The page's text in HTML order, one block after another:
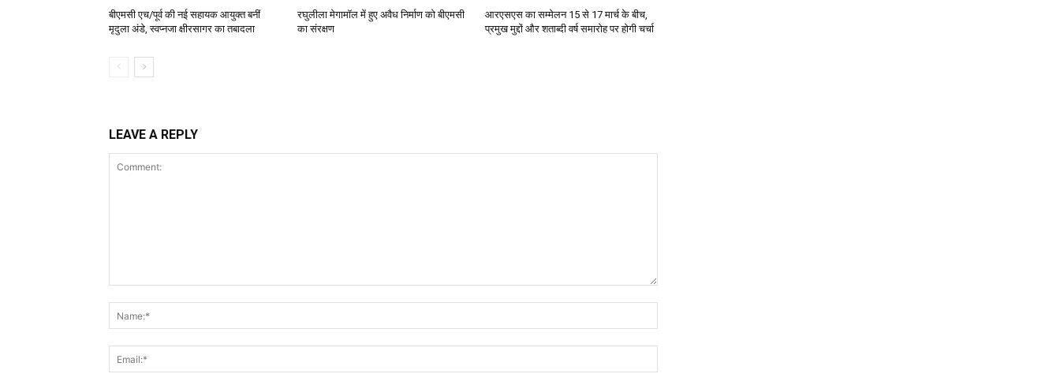
बीएमसी एच/पूर्व की नई सहायक आयुक्त बनीं
मृदुला अंडे, स्वप्नजा क्षीरसागर का तबादला
रघुलीला मेगामॉल में हुए अवैध निर्माण को बीएमसी
का संरक्षण
आरएसएस का सम्मेलन 15 से 17 मार्च के बीच,
प्रमुख मुद्दों और शताब्दी वर्ष समारोह पर होगी चर्चा
LEAVE A REPLY